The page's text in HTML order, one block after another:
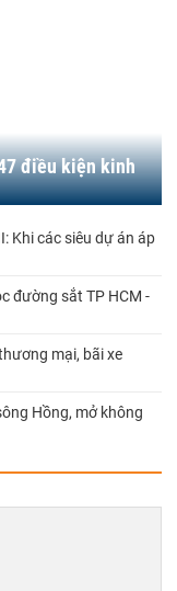
điều kiện kinh
Khi các siêu dự án áp
đường sắt TP HCM -
mại, bãi xe
Hồng, mở không